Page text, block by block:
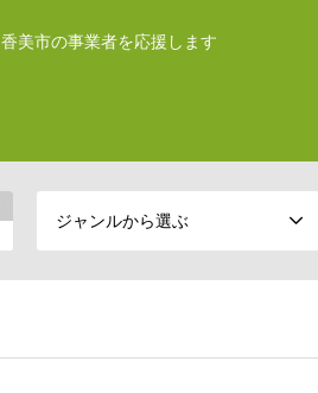
香美市の事業者を応援します
ジャンルから選ぶ